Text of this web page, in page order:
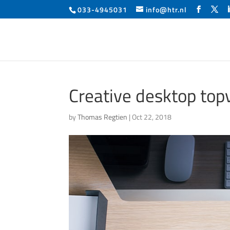
033-4945031 info@htr.nl
Creative desktop
byThomas Regtien |Oct 22, 2018